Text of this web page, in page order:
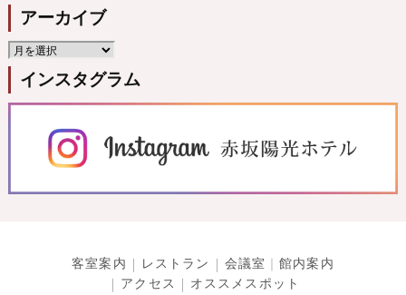
アーカイブ
インスタグラム
客室案内 レストラン 会議室
館内案内
アクセス
オススメスポット